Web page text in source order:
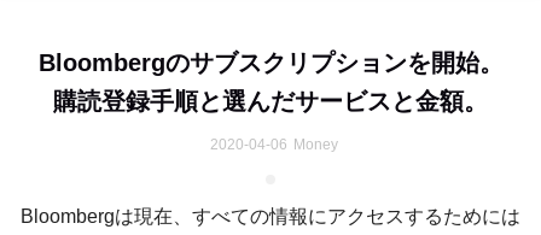
Bloombergのサブスクリプションを開始。
購読登録手順と選んだサービスと金額。
2020-04-06 Money
Bloombergは現在、すべての情報にアクセスするためには